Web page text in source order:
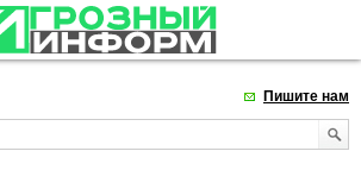
Пишите нам